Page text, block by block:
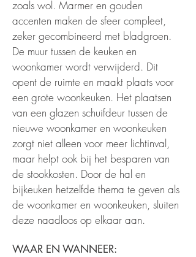
zoals wol. Marmer en gouden
accenten maken de sfeer compleet,
zeker gecombineerd met bladgroen.
De muur tussen de keuken en
woonkamer wordt verwijderd. Dit
opent de ruimte en maakt plaats voor
een grote woonkeuken. Het plaatsen
van een glazen schuifdeur tussen de
nieuwe woonkamer en woonkeuken
zorgt niet alleen voor meer lichtinval,
maar helpt ook bij het besparen van
de stookkosten. Door de hal en
bijkeuken hetzelfde thema te geven als
de woonkamer en woonkeuken, sluiten
deze naadloos op elkaar aan.
WAAR EN WANNEER: